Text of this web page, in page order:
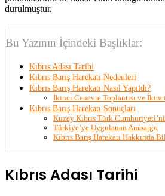
durulmuştur.
Bu Yazının İçindeki Başlıklar:
Kıbrıs Adası Tarihi
Kıbrıs Barış Harekatı Nedenleri
Kıbrıs Barış Harekatı Nasıl Yapıldı?
İkinci Cenevre Toplantısı ve
Kıbrıs Barış Harekatı Sonuçları
Kuzey Kıbrıs Türk
Türkiye’ye Uygulanan Ambargo
Kıbrıs Barış Harekatı Hakkında
Kıbrıs Adası Tarihi